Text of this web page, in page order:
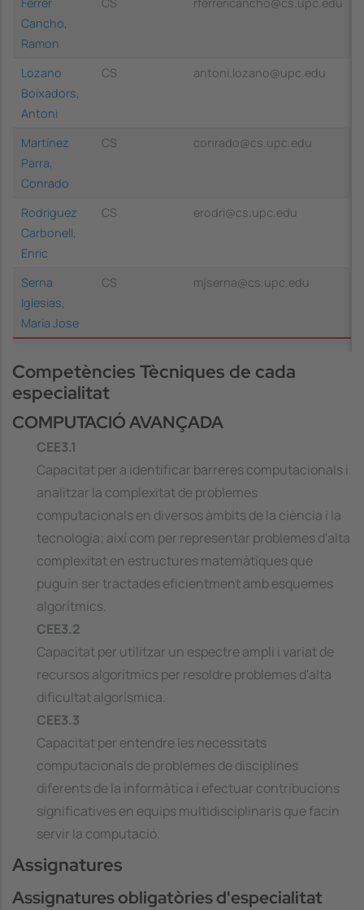
Cancho,
Ramon
Lozano
Boixadors,
Antoni
CS antoni.lozano@upc.edu
Martínez
Parra,
Conrado
CS conrado@cs.upc.edu
Rodriguez
Carbonell,
Enric
CS erodri@cs.upc.edu
Serna
Iglesias,
Maria Jose
CS mjserna@cs.upc.edu
Competències Tècniques de cada
especialitat
COMPUTACIÓ AVANÇADA
CEE3.1
Capacitat per a identificar barreres computacionals i
analitzar la complexitat de problemes
computacionals en diversos àmbits de la ciència i la
tecnologia; així com per representar problemes d'alta
complexitat en estructures matemàtiques que
puguin ser tractades eficientment amb esquemes
algorítmics.
CEE3.2
Capacitat per utilitzar un espectre ampli i variat de
recursos algorítmics per resoldre problemes d'alta
dificultat algorísmica.
CEE3.3
Capacitat per entendre les necessitats
computacionals de problemes de disciplines
diferents de la informàtica i efectuar contribucions
significatives en equips multidisciplinaris que facin
servir la computació.
Assignatures
Assignatures obligatòries d'especialitat